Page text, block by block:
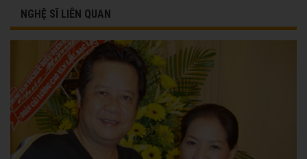
NGHỆ SĨ LIÊN QUAN